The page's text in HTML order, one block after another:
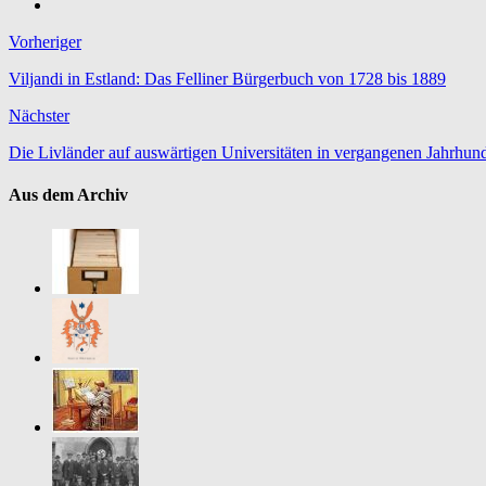
Vorheriger
Viljandi in Estland: Das Felliner Bürgerbuch von 1728 bis 1889
Nächster
Die Livländer auf auswärtigen Universitäten in vergangenen
Aus dem Archiv